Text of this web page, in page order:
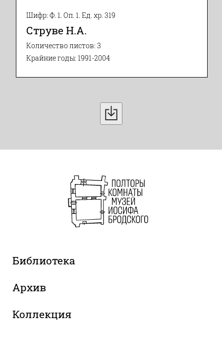
Шифр: Ф. 1. Оп. 1. Ед. хр. 319
Струве Н.А.
Количество листов: 3
Крайние годы: 1991-2004
Библиотека
Архив
Коллекция